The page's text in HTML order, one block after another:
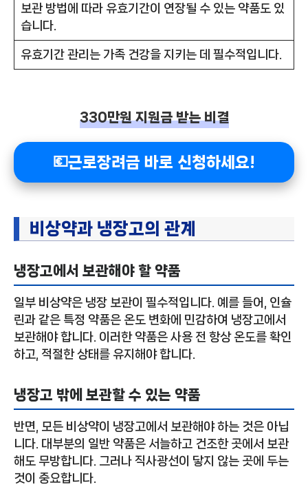
보관 방법에 따라 유효기간이 연장될 수 있는 약품도 있
습니다.
유효기간 관리는 가족 건강을 지키는 데 필수적입니다.
330만원 지원금 받는 비결
💶근로장려금 바로 신청하세요!
비상약과 냉장고의 관계
냉장고에서 보관해야 할 약품
일부 비상약은 냉장 보관이 필수적입니다. 예를 들어, 인슐
린과 같은 특정 약품은 온도 변화에 민감하여 냉장고에서
보관해야 합니다. 이러한 약품은 사용 전 항상 온도를 확인
하고, 적절한 상태를 유지해야 합니다.
냉장고 밖에 보관할 수 있는 약품
반면, 모든 비상약이 냉장고에서 보관해야 하는 것은 아닙
니다. 대부분의 일반 약품은 서늘하고 건조한 곳에서 보관
해도 무방합니다. 그러나 직사광선이 닿지 않는 곳에 두는
것이 중요합니다.